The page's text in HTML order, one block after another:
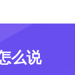
么说